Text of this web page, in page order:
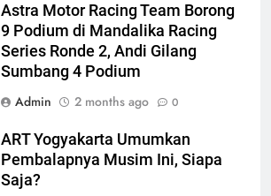
Astra Motor Racing Team Borong
9 Podium di Mandalika Racing
Series Ronde 2, Andi Gilang
Sumbang 4 Podium
Admin
2 months ago 0
ART Yogyakarta Umumkan
Pembalapnya Musim Ini, Siapa
Saja?